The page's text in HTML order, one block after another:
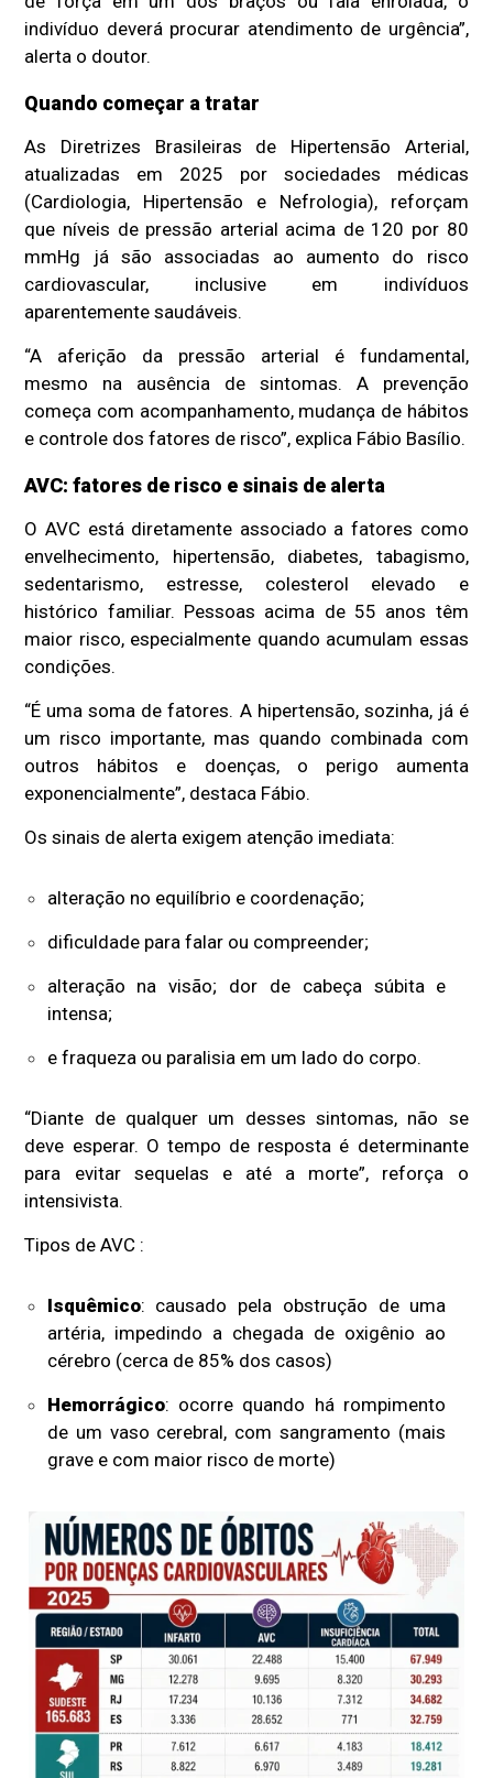
indivíduo deverá procurar atendimento de urgência”,
alerta o doutor.
Quando começar a tratar
As Diretrizes Brasileiras de Hipertensão Arterial,
atualizadas em 2025 por sociedades médicas
(Cardiologia, Hipertensão e Nefrologia), reforçam
que níveis de pressão arterial acima de 120 por 80
mmHg já são associadas ao aumento do risco
cardiovascular, inclusive em indivíduos
aparentemente saudáveis.
“A aferição da pressão arterial é fundamental,
mesmo na ausência de sintomas. A prevenção
começa com acompanhamento, mudança de hábitos
e controle dos fatores de risco”, explica Fábio Basílio.
AVC: fatores de risco e sinais de alerta
O AVC está diretamente associado a fatores como
envelhecimento, hipertensão, diabetes, tabagismo,
sedentarismo, estresse, colesterol elevado e
histórico familiar. Pessoas acima de 55 anos têm
maior risco, especialmente quando acumulam essas
condições.
“É uma soma de fatores. A hipertensão, sozinha, já é
um risco importante, mas quando combinada com
outros hábitos e doenças, o perigo aumenta
exponencialmente”, destaca Fábio.
Os sinais de alerta exigem atenção imediata:
alteração no equilíbrio e coordenação;
dificuldade para falar ou compreender;
alteração na visão; dor de cabeça súbita e
intensa;
e fraqueza ou paralisia em um lado do corpo.
“Diante de qualquer um desses sintomas, não se
deve esperar. O tempo de resposta é determinante
para evitar sequelas e até a morte”, reforça o
intensivista.
Tipos de AVC :
Isquêmico: causado pela obstrução de uma
artéria, impedindo a chegada de oxigênio ao
cérebro (cerca de 85% dos casos)
Hemorrágico: ocorre quando há rompimento
de um vaso cerebral, com sangramento (mais
grave e com maior risco de morte)